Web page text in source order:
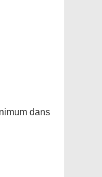
dans